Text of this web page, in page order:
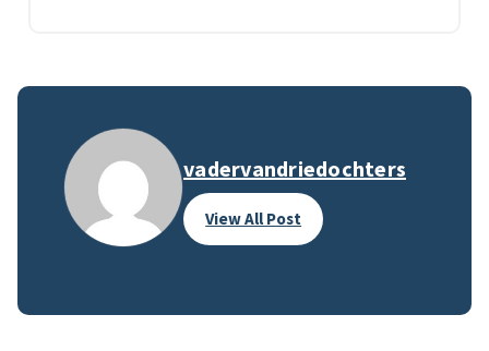
vadervandriedochters
View All Post